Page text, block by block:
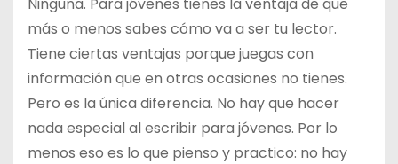
más o menos sabes cómo va a ser tu lector.
Tiene ciertas ventajas porque juegas con
información que en otras ocasiones no tienes.
Pero es la única diferencia. No hay que hacer
nada especial al escribir para jóvenes. Por lo
menos eso es lo que pienso y practico: no hay